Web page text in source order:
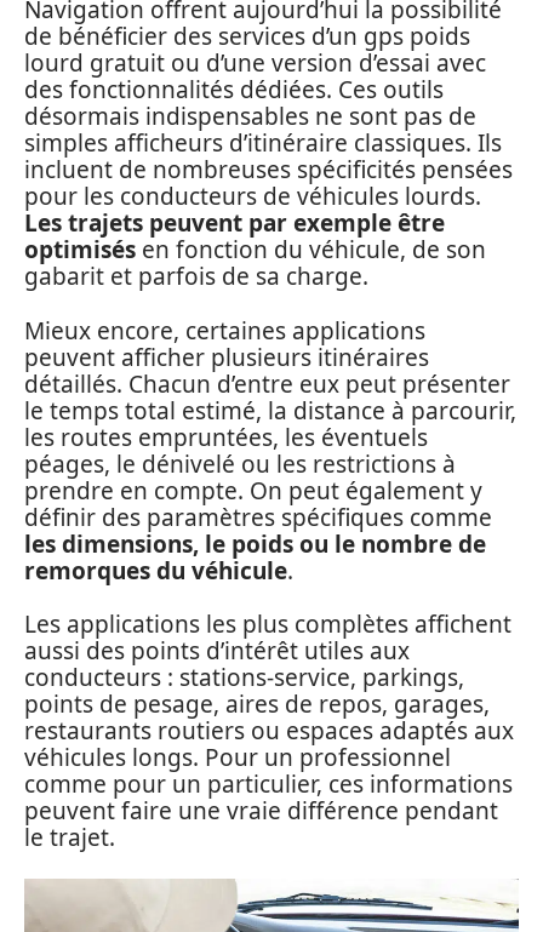
Navigation offrent aujourd’hui la possibilité
de bénéficier des services d’un gps poids
lourd gratuit ou d’une version d’essai avec
des fonctionnalités dédiées. Ces outils
désormais indispensables ne sont pas de
simples afficheurs d’itinéraire classiques. Ils
incluent de nombreuses spécificités pensées
pour les conducteurs de véhicules lourds.
Les trajets peuvent par exemple être
optimisés en fonction du véhicule, de son
gabarit et parfois de sa charge.
Mieux encore, certaines applications
peuvent afficher plusieurs itinéraires
détaillés. Chacun d’entre eux peut présenter
le temps total estimé, la distance à parcourir,
les routes empruntées, les éventuels
péages, le dénivelé ou les restrictions à
prendre en compte. On peut également y
définir des paramètres spécifiques comme
les dimensions, le poids ou le nombre de
remorques du véhicule.
Les applications les plus complètes affichent
aussi des points d’intérêt utiles aux
conducteurs : stations-service, parkings,
points de pesage, aires de repos, garages,
restaurants routiers ou espaces adaptés aux
véhicules longs. Pour un professionnel
comme pour un particulier, ces informations
peuvent faire une vraie différence pendant
le trajet.